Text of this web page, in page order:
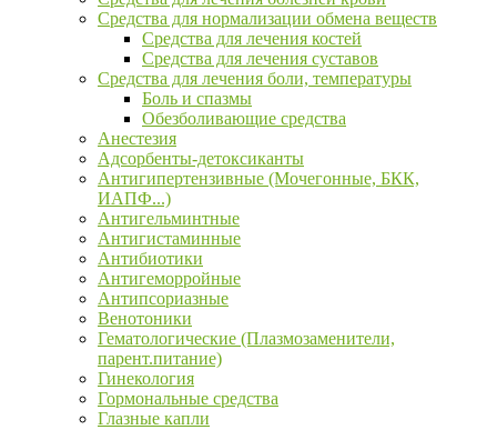
Средства для нормализации обмена веществ
Средства для лечения костей
Средства для лечения суставов
Средства для лечения боли, температуры
Боль и спазмы
Обезболивающие средства
Анестезия
Адсорбенты-детоксиканты
Антигипертензивные (Мочегонные, БКК,
ИАПФ...)
Антигельминтные
Антигистаминные
Антибиотики
Антигеморройные
Антипсориазные
Венотоники
Гематологические (Плазмозаменители,
парент.питание)
Гинекология
Гормональные средства
Глазные капли